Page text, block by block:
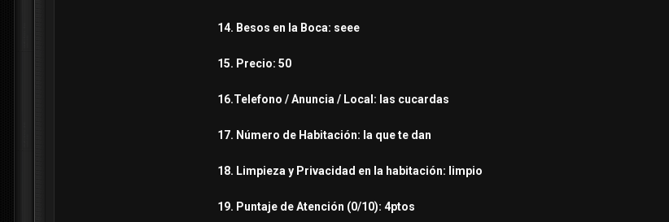
14. Besos en la Boca: seee
15. Precio: 50
16.Telefono / Anuncia / Local: las cucardas
17. Número de Habitación: la que te dan
18. Limpieza y Privacidad en la habitación: limpio
19. Puntaje de Atención (0/10): 4ptos